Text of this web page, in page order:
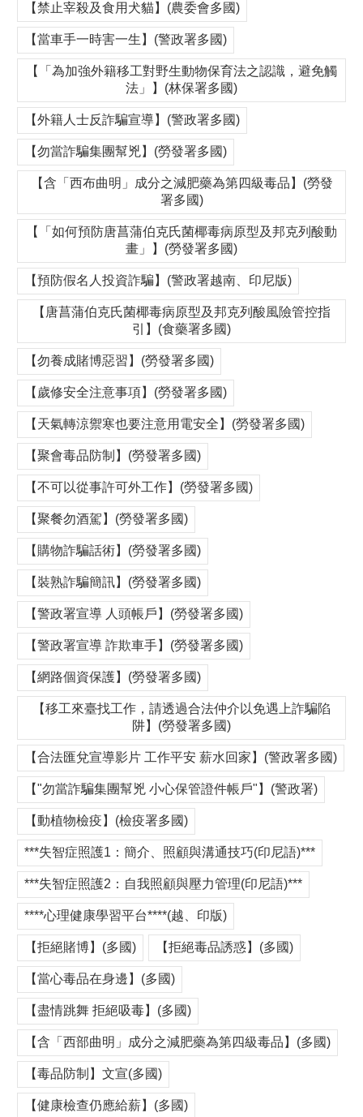
【禁止宰殺及食用犬貓】(農委會多國)
【當車手一時害一生】(警政署多國)
【「為加強外籍移工對野生動物保育法之認識，避免觸
法」】(林保署多國)
【外籍人士反詐騙宣導】(警政署多國)
【勿當詐騙集團幫兇】(勞發署多國)
【含「西布曲明」成分之減肥藥為第四級毒品】(勞發
署多國)
【「如何預防唐菖蒲伯克氏菌椰毒病原型及邦克列酸動
畫」】(勞發署多國)
【預防假名人投資詐騙】(警政署越南、印尼版)
【唐菖蒲伯克氏菌椰毒病原型及邦克列酸風險管控指
引】(食藥署多國)
【勿養成賭博惡習】(勞發署多國)
【歲修安全注意事項】(勞發署多國)
【天氣轉涼禦寒也要注意用電安全】(勞發署多國)
【聚會毒品防制】(勞發署多國)
【不可以從事許可外工作】(勞發署多國)
【聚餐勿酒駕】(勞發署多國)
【購物詐騙話術】(勞發署多國)
【裝熟詐騙簡訊】(勞發署多國)
【警政署宣導 人頭帳戶】(勞發署多國)
【警政署宣導 詐欺車手】(勞發署多國)
【網路個資保護】(勞發署多國)
【移工來臺找工作，請透過合法仲介以免遇上詐騙陷
阱】(勞發署多國)
【合法匯兌宣導影片 工作平安 薪水回家】(警政署多國)
【"勿當詐騙集團幫兇 小心保管證件帳戶"】(警政署)
【動植物檢疫】(檢疫署多國)
***失智症照護1：簡介、照顧與溝通技巧(印尼語)***
***失智症照護2：自我照顧與壓力管理(印尼語)***
****心理健康學習平台****(越、印版)
【拒絕賭博】(多國) 【拒絕毒品誘惑】(多國)
【當心毒品在身邊】(多國)
【盡情跳舞 拒絕吸毒】(多國)
【含「西部曲明」成分之減肥藥為第四級毒品】(多國)
【毒品防制】文宣(多國)
【健康檢查仍應給薪】(多國)